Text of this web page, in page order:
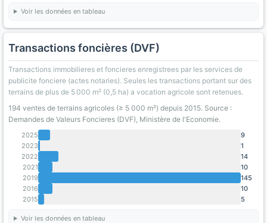
Voir les données en tableau
Transactions foncières (DVF)
Transactions immobilieres et foncieres enregistrees par les services de
publicite fonciere (actes notaries). Seules les transactions portant sur des
terrains de plus de 5 000 m² (0,5 ha) a vocation agricole sont retenues.
194 ventes de terrains agricoles (≥ 5 000 m²) depuis 2015. Source :
Demandes de Valeurs Foncieres (DVF), Ministère de l'Economie.
2025
9
2023
1
2022
14
2021
10
2019
145
2016
10
2015
5
Voir les données en tableau